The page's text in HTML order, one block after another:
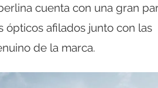
cuenta con una gran
afilados junto con las
de la marca.